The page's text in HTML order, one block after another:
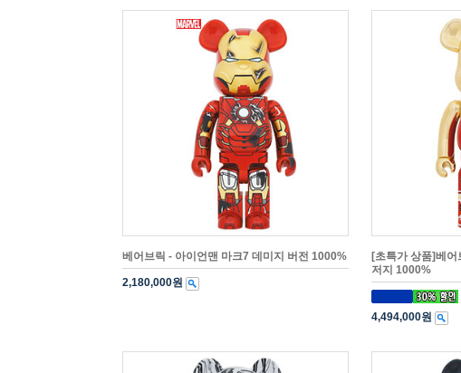
베어브릭 - 아이언맨 마크7 데미지 버전 1000%
2,180,000원
[초특가 상품]베어
저지 1000%
4,494,000원